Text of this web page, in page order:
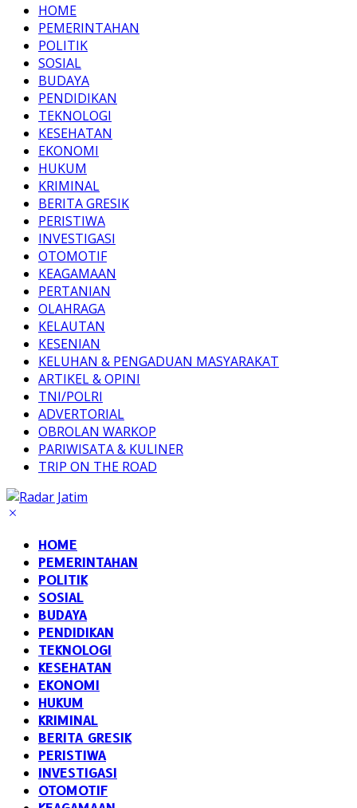
HOME
PEMERINTAHAN
POLITIK
SOSIAL
BUDAYA
PENDIDIKAN
TEKNOLOGI
KESEHATAN
EKONOMI
HUKUM
KRIMINAL
BERITA GRESIK
PERISTIWA
INVESTIGASI
OTOMOTIF
KEAGAMAAN
PERTANIAN
OLAHRAGA
KELAUTAN
KESENIAN
KELUHAN & PENGADUAN MASYARAKAT
ARTIKEL & OPINI
TNI/POLRI
ADVERTORIAL
OBROLAN WARKOP
PARIWISATA & KULINER
TRIP ON THE ROAD
HOME
PEMERINTAHAN
POLITIK
SOSIAL
BUDAYA
PENDIDIKAN
TEKNOLOGI
KESEHATAN
EKONOMI
HUKUM
KRIMINAL
BERITA GRESIK
PERISTIWA
INVESTIGASI
OTOMOTIF